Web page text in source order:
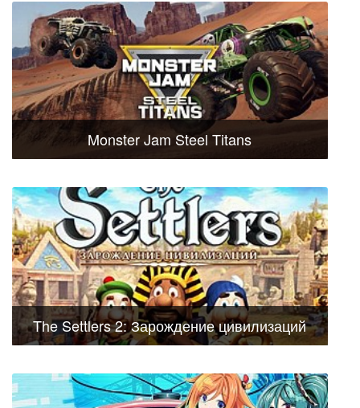
Monster Jam Steel Titans
The Settlers 2: Зарождение цивилизаций